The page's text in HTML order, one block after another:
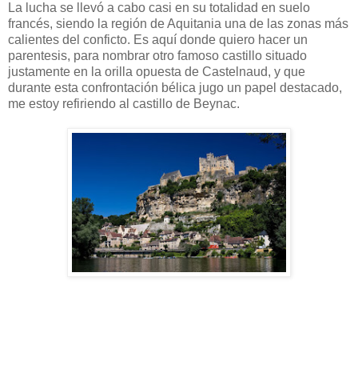
La lucha se llevó a cabo casi en su totalidad en suelo
francés, siendo la región de Aquitania una de las zonas más
calientes del conficto. Es aquí donde quiero hacer un
parentesis, para nombrar otro famoso castillo situado
justamente en la orilla opuesta de Castelnaud, y que
durante esta confrontación bélica jugo un papel destacado,
me estoy refiriendo al castillo de Beynac.